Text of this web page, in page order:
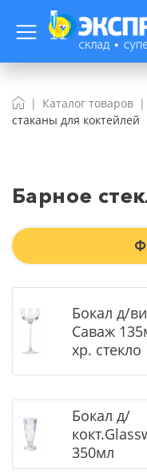
Каталог товаров
стаканы для коктейлей
Барное
Бокал д/
Саваж
хр. стекло
Бокал д/
350мл